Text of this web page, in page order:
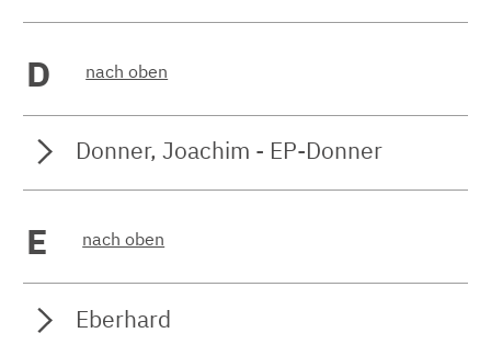
D nach oben
Donner, Joachim - EP-Donner
E nach oben
Eberhard